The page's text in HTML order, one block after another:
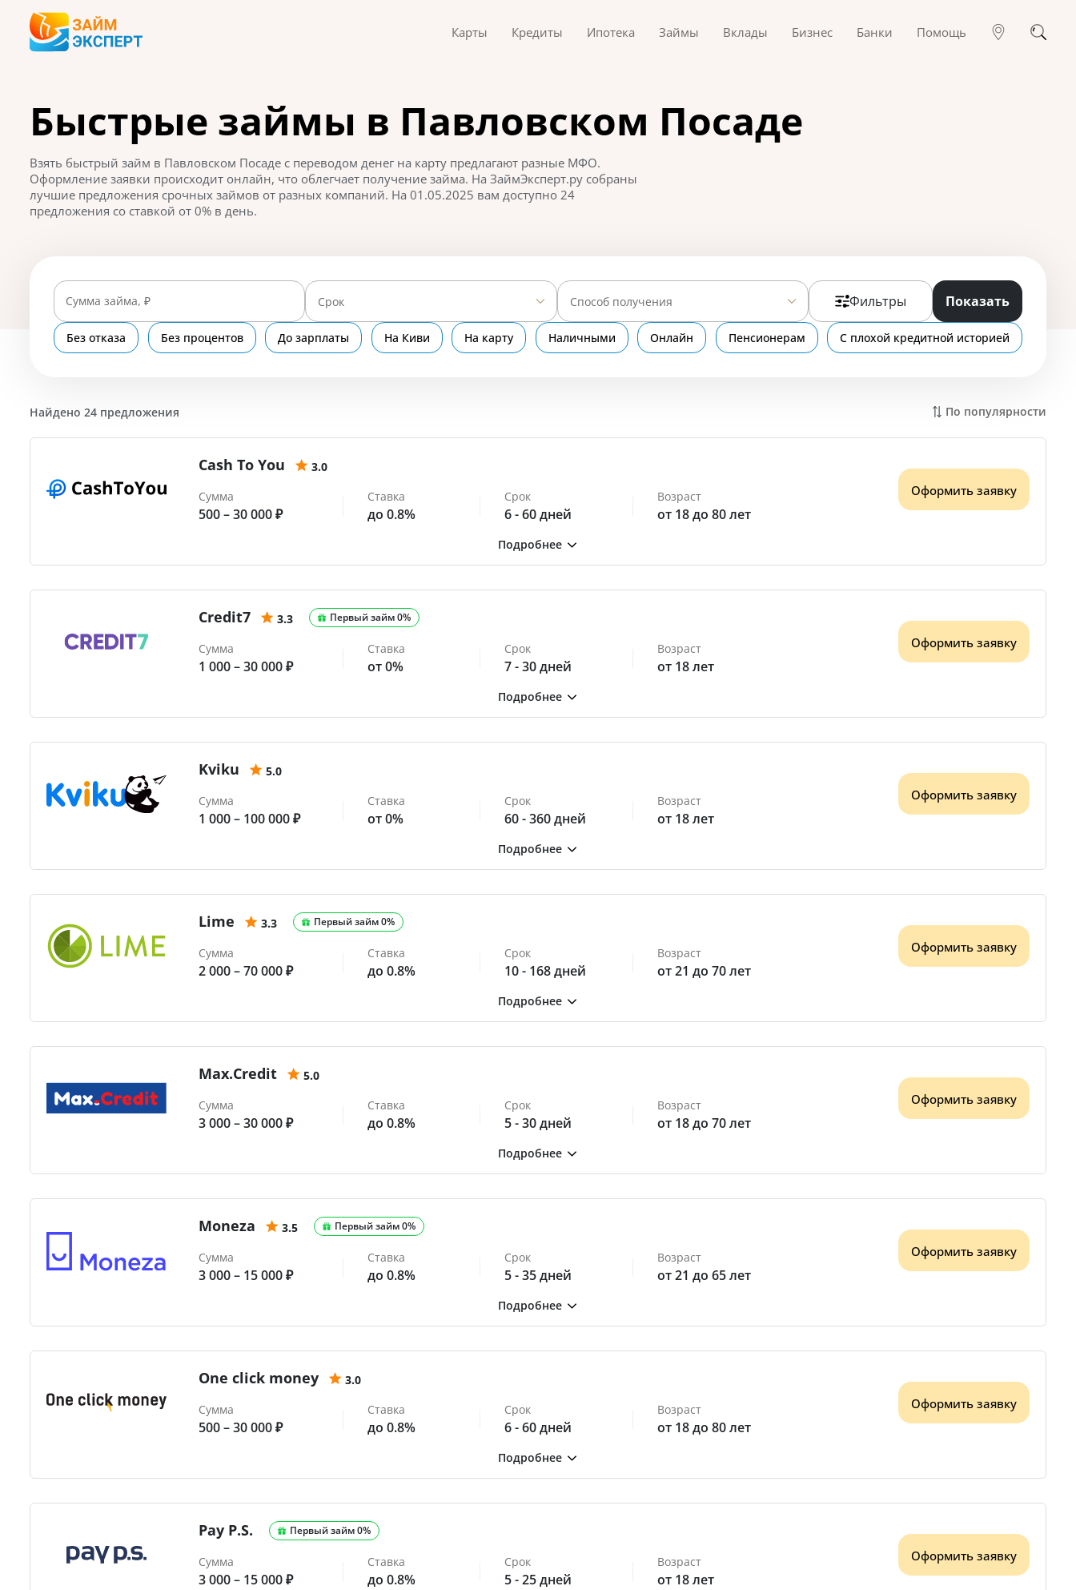
Карты Кредиты Ипотека Займы Вклады Бизнес Банки Помощь
Быстрые займы в Павловском Посаде
Взять быстрый займ в Павловском Посаде с переводом денег на карту предлагают разные МФО.
Оформление заявки происходит онлайн, что облегчает получение займа. На ЗаймЭксперт.ру собраны
лучшие предложения срочных займов от разных компаний. На 01.05.2025 вам доступно 24
предложения со ставкой от 0% в день.
Сумма займа, ₽ Срок Способ получения Фильтры Показать
Без отказа Без процентов До зарплаты На Киви На карту Наличными Онлайн Пенсионерам С плохой кредитной историей
Найдено 24 предложения По популярности
Cash To You
3.0
Сумма
500 – 30 000 ₽
Ставка
до 0.8%
Срок
6 - 60 дней
Возраст
от 18 до 80 лет
Оформить заявку
Credit7 3.3 Первый займ 0%
Сумма
1 000 – 30 000 ₽
Ставка
от 0%
Срок
7 - 30 дней
Возраст
от 18 лет
Оформить заявку
Kviku
5.0
Сумма
1 000 – 100 000 ₽
Ставка
от 0%
Срок
60 - 360 дней
Возраст
от 18 лет
Оформить заявку
Lime 3.3 Первый займ 0%
Сумма
2 000 – 70 000 ₽
Ставка
до 0.8%
Срок
10 - 168 дней
Возраст
от 21 до 70 лет
Оформить заявку
Max.Credit
5.0
Сумма
3 000 – 30 000 ₽
Ставка
до 0.8%
Срок
5 - 30 дней
Возраст
от 18 до 70 лет
Оформить заявку
Moneza 3.5 Первый займ 0%
Сумма
3 000 – 15 000 ₽
Ставка
до 0.8%
Срок
5 - 35 дней
Возраст
от 21 до 65 лет
Оформить заявку
One click money
3.0
Сумма
500 – 30 000 ₽
Ставка
до 0.8%
Срок
6 - 60 дней
Возраст
от 18 до 80 лет
Оформить заявку
Pay P.S. Первый займ 0%
Сумма
3 000 – 15 000 ₽
Ставка
до 0.8%
Срок
5 - 25 дней
Возраст
от 18 лет
Оформить заявку